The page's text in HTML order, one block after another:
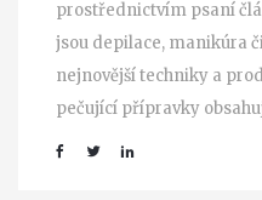
prostřednictvím psaní
jsou depilace, manikúra
nejnovější techniky a
pečující přípravky